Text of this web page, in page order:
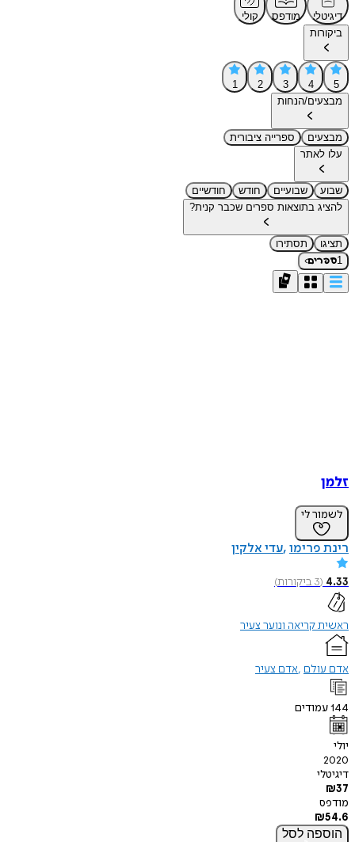
דיגיטלי מודפס
קולי
ביקורות
5
4
3
2
1
מבצעים/הנחות
מבצעים
ספרייה ציבורית
עלו לאתר
שבוע שבועיים חודש
חודשיים
להציג בתוצאות ספרים שכבר קנית?
תציגו
תסתירו
1ספרים›
זלמן
לשמור לי
רינת פרימו עדי אלקין
4.33
(
3ביקורות)
ראשית קריאה ונוער צעיר
אדם עולם אדם צעיר
144עמודים
יולי
2020
דיגיטלי
₪37
מודפס
₪54.6
הוספה לסל